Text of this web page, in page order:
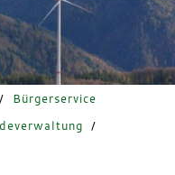
/
Bürgerservice
/